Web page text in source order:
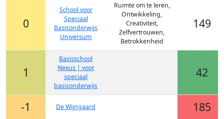
0
School voor
Speciaal
Basisonderwijs
Universum
Ruimte om te leren,
Ontwikkeling,
Creativiteit,
Zelfvertrouwen,
Betrokkenheid
149
1
Basisschool
Nexus | voor
speciaal
basisonderwijs
42
-1 De Wijngaard 185